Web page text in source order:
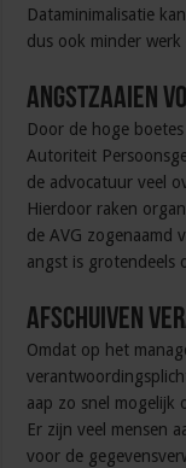
Dataminimalisatie
dus ook minder
Angstzaaien
Door de hoge
Autoriteit
de advocatuur veel
Hierdoor raken
de AVG zogenaamd
angst is grotendeels
Afschuiven
Omdat op het
aap zo snel mogelijk
Er zijn veel mensen
voor de